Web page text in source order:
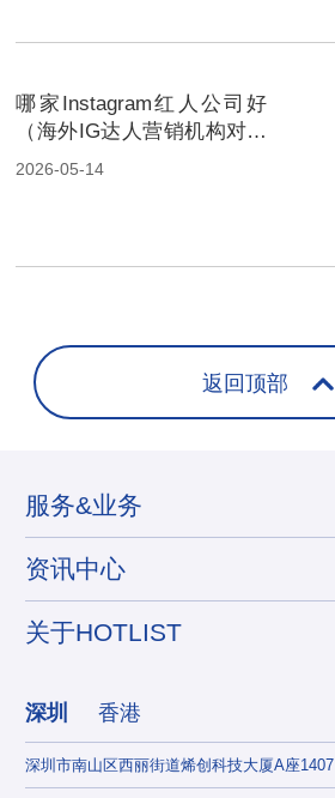
哪家Instagram红人公司好
（海外IG达人营销机构对比
与选择参考）
2026-05-14
返回顶部
服务&业务
资讯中心
关于HOTLIST
深圳 香港
深圳市南山区西丽街道烯创科技大厦A座1407